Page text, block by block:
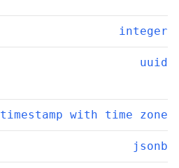
integer
uuid
timestamp with time zone
jsonb